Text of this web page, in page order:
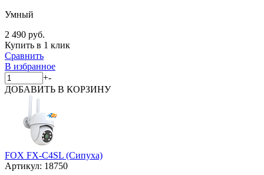
Умный
2 490 руб.
Купить в 1 клик
Сравнить
В избранное
+-
ДОБАВИТЬ В КОРЗИНУ
FOX FX-C4SL (Сипуха)
Артикул: 18750